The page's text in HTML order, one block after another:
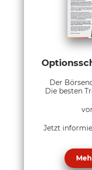
Der
Die besten
Jetzt